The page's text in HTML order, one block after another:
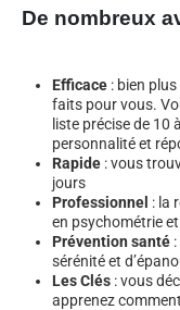
De nombreux
Efficace : bien
faits pour vous.
liste précise de
personnalité et
Rapide : vous
jours
Professionnel : la
en psychométrie
Prévention santé
sérénité et
Les Clés : vous
apprenez